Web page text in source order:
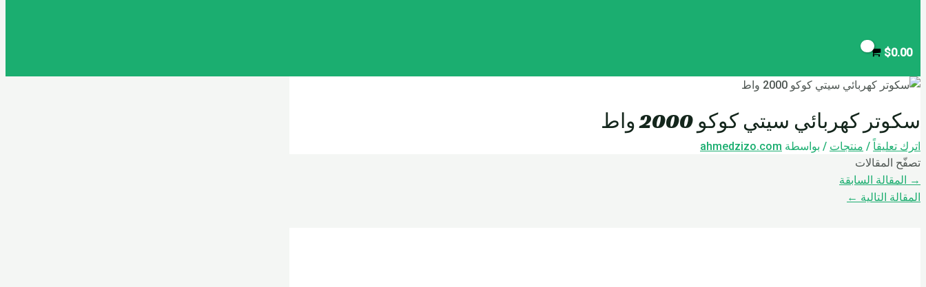
$0.00
سكوتر كهربائي سيتي كوكو 2000 واط
اترك تعليقاً / منتجات / بواسطة ahmedzizo.com
تصفّح المقالات
→ المقالة السابقة
المقالة التالية ←